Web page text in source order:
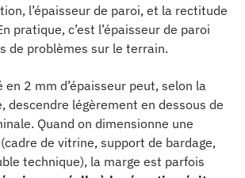
l’épaisseur de paroi, et la rectitude
pratique, c’est l’épaisseur de paroi
de problèmes sur le terrain.
en 2 mm d’épaisseur peut, selon la
descendre légèrement en dessous de
Quand on dimensionne une
de vitrine, support de bardage,
technique), la marge est parfois